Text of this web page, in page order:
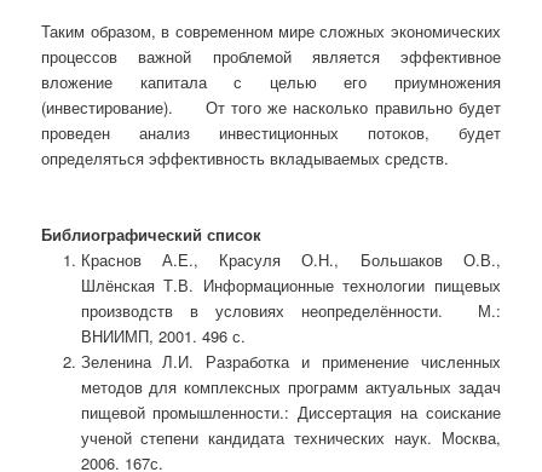
Таким образом, в современном мире сложных экономических
процессов важной проблемой является эффективное
вложение капитала с целью его приумножения
(инвестирование). От того же насколько правильно будет
проведен анализ инвестиционных потоков, будет
определяться эффективность вкладываемых средств.
Библиографический список
Краснов А.Е., Красуля О.Н., Большаков О.В.,
Шлёнская Т.В. Информационные технологии пищевых
производств в условиях неопределённости. М.:
ВНИИМП, 2001. 496 с.
Зеленина Л.И. Разработка и применение численных
методов для комплексных программ актуальных задач
пищевой промышленности.: Диссертация на соискание
ученой степени кандидата технических наук. Москва,
2006. 167с.